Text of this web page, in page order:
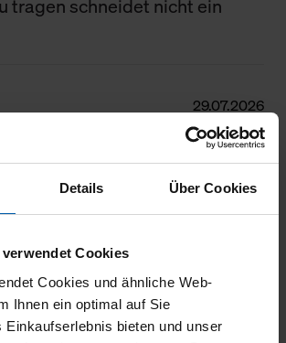
Details Über Cookies
Cookies
Cookies und ähnliche Web-
Ihnen ein optimal auf Sie
Einkaufserlebnis bieten und unser
tragen schneidet nicht ein
29.07.2026
27.06.2026